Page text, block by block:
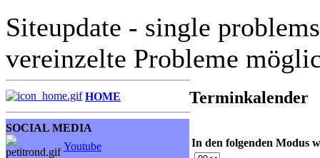
Siteupdate - single
vereinzelte Probleme
HOME
SOCIAL MEDIA
Youtube
Terminkalender
In den folgenden Modus